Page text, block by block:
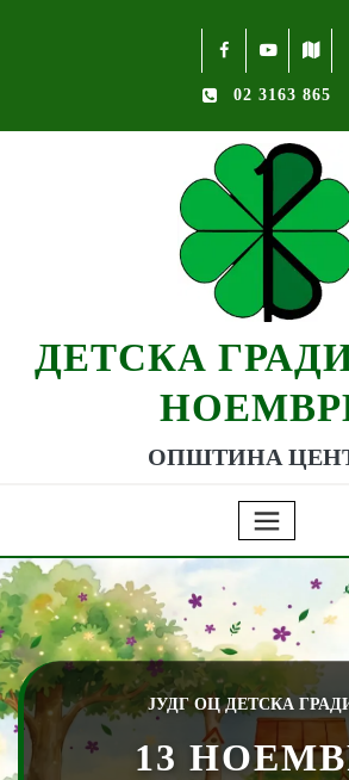
02 3163 865
ДЕТСКА
ОПШТИНА
ЈУДГ ОЦ ДЕТСКА
13